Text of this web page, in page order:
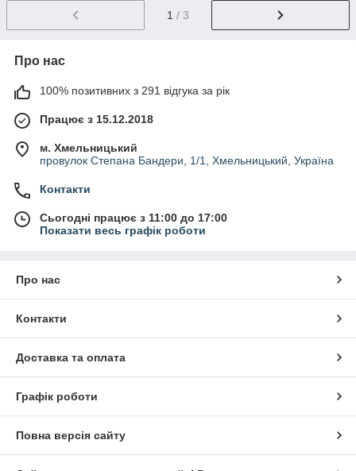
1 / 3
Про нас
100% позитивних з 291 відгука за рік
Працює з 15.12.2018
м. Хмельницький
провулок Степана Бандери, 1/1, Хмельницький, Україна
Контакти
Сьогодні працює з 11:00 до 17:00
Показати весь графік роботи
Про нас
Контакти
Доставка та оплата
Графік роботи
Повна версія сайту